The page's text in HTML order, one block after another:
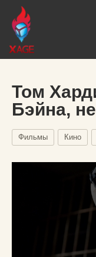
Том
Бэйна,
Фильмы Кино